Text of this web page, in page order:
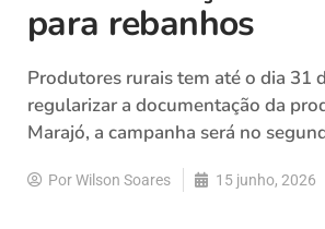
para rebanhos
Produtores rurais tem até o dia 31
regularizar a documentação da
Marajó, a campanha será no
PorWilson Soares 15 junho, 2026